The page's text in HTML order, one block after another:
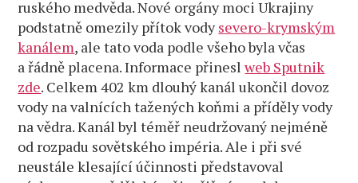
ruského medvěda. Nové orgány moci Ukrajiny
podstatně omezily přítok vodysevero-krymským
kanálem, ale tato voda podle všeho byla včas
a řádně placena. Informace přineslweb Sputnik
zde. Celkem 402 km dlouhý kanál ukončil dovoz
vody na valnících tažených koňmi a příděly vody
na vědra. Kanál byl téměř neudržovaný nejméně
od rozpadu sovětského impéria. Ale i při své
neustále klesající účinnosti představoval